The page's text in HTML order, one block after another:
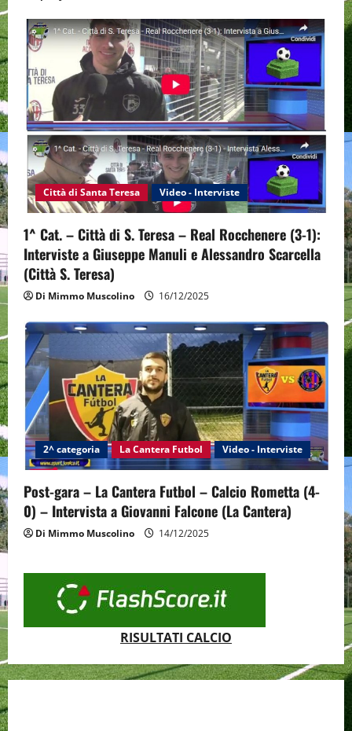
Città di Santa Teresa Video - Interviste
1^ Cat. – Città di S. Teresa – Real Rocchenere (3-1):
Interviste a Giuseppe Manuli e Alessandro Scarcella
(Città S. Teresa)
Di Mimmo Muscolino 16/12/2025
2^ categoria La Cantera Futbol Video - Interviste
Post-gara – La Cantera Futbol – Calcio Rometta (4-
0) – Intervista a Giovanni Falcone (La Cantera)
Di Mimmo Muscolino 14/12/2025
RISULTATI CALCIO